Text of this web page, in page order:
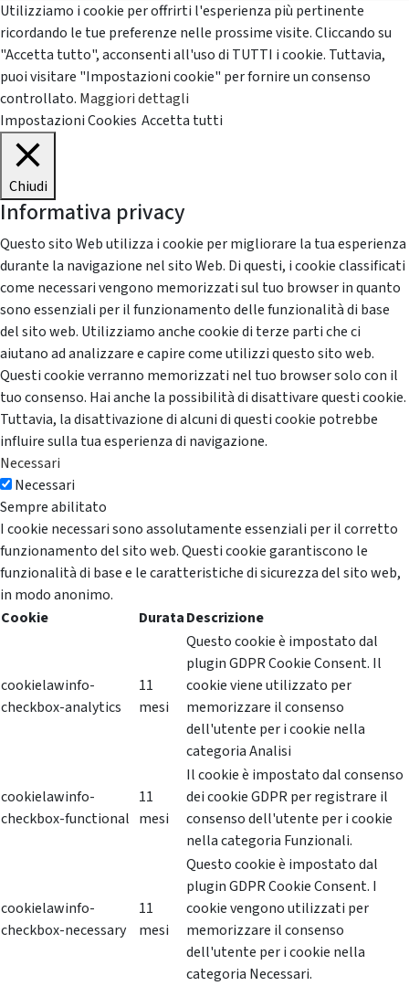
Utilizziamo i cookie per offrirti l'esperienza più pertinente
ricordando le tue preferenze nelle prossime visite. Cliccando su
"Accetta tutto", acconsenti all'uso di TUTTI i cookie. Tuttavia,
puoi visitare "Impostazioni cookie" per fornire un consenso
controllato. Maggiori dettagli
Impostazioni Cookies Accetta tutti
Chiudi
Informativa privacy
Questo sito Web utilizza i cookie per migliorare la tua esperienza
durante la navigazione nel sito Web. Di questi, i cookie classificati
come necessari vengono memorizzati sul tuo browser in quanto
sono essenziali per il funzionamento delle funzionalità di base
del sito web. Utilizziamo anche cookie di terze parti che ci
aiutano ad analizzare e capire come utilizzi questo sito web.
Questi cookie verranno memorizzati nel tuo browser solo con il
tuo consenso. Hai anche la possibilità di disattivare questi cookie.
Tuttavia, la disattivazione di alcuni di questi cookie potrebbe
influire sulla tua esperienza di navigazione.
Necessari
Necessari
Sempre abilitato
I cookie necessari sono assolutamente essenziali per il corretto
funzionamento del sito web. Questi cookie garantiscono le
funzionalità di base e le caratteristiche di sicurezza del sito web,
in modo anonimo.
Cookie
DurataDescrizione
cookielawinfo-
checkbox-analytics
11
mesi
Questo cookie è impostato dal
plugin GDPR Cookie Consent. Il
cookie viene utilizzato per
memorizzare il consenso
dell'utente per i cookie nella
categoria Analisi
cookielawinfo-
checkbox-functional
11
mesi
Il cookie è impostato dal consenso
dei cookie GDPR per registrare il
consenso dell'utente per i cookie
nella categoria Funzionali.
cookielawinfo-
checkbox-necessary
11
mesi
Questo cookie è impostato dal
plugin GDPR Cookie Consent. I
cookie vengono utilizzati per
memorizzare il consenso
dell'utente per i cookie nella
categoria Necessari.